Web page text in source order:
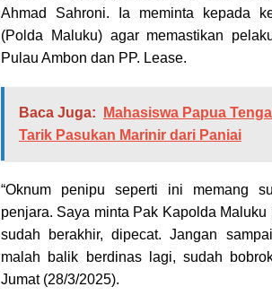
Ahmad Sahroni. Ia meminta kepada
(Polda Maluku) agar memastikan
Pulau Ambon dan PP. Lease.
Baca Juga:
Mahasiswa Papua
Tarik Pasukan Marinir dari Paniai
“Oknum penipu seperti ini memang
penjara. Saya minta Pak Kapolda
sudah berakhir, dipecat. Jangan
malah balik berdinas lagi, sudah
Jumat (28/3/2025).